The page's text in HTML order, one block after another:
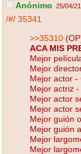
Anónimo 25/04/
/#/ 35341
>>35310
ACA MIS
Mejor
Mejor
Mejor actor -
Mejor actriz
Mejor actor
Mejor actor
Mejor guión
Mejor guión
Mejor
Mejor